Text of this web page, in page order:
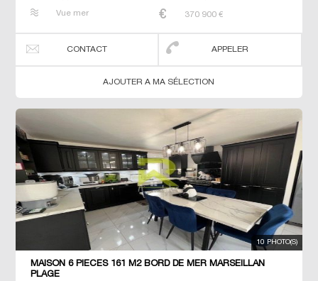
Vue mer
370 900 €
CONTACT APPELER
AJOUTER A MA SÉLECTION
10 PHOTO(S)
MAISON 6 PIECES 161 M2 BORD DE MER MARSEILLAN
PLAGE